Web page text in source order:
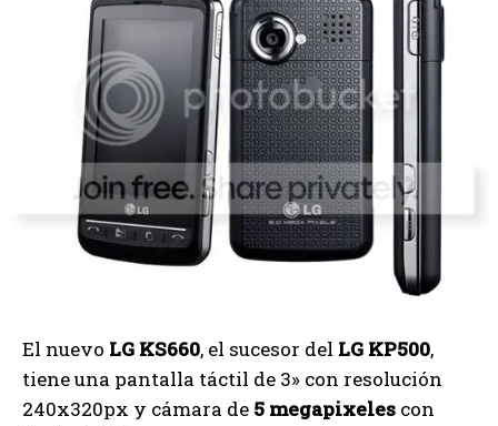
El nuevo LG KS660, el sucesor del LG KP500,
tiene una pantalla táctil de 3» con resolución
240x320px y cámara de 5 megapixeles con